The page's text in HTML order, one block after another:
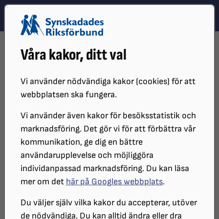
Våra kakor, ditt val
Vi använder nödvändiga kakor (cookies) för att
webbplatsen ska fungera.
Vi använder även kakor för besöksstatistik och
marknadsföring. Det gör vi för att förbättra vår
kommunikation, ge dig en bättre
användarupplevelse och möjliggöra
individanpassad marknadsföring. Du kan läsa
mer om det här på Googles webbplats.
Du väljer själv vilka kakor du accepterar, utöver
de nödvändiga. Du kan alltid ändra eller dra
Hoppa till innehåll
Hoppa till hitta snabbt
DISTRIKT
SRF ÖREBRO LÄN
SYNVINKELN
SYNvinkeln - December